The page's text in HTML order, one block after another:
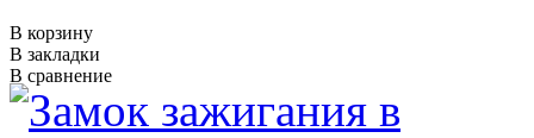
В корзину
В закладки
В сравнение